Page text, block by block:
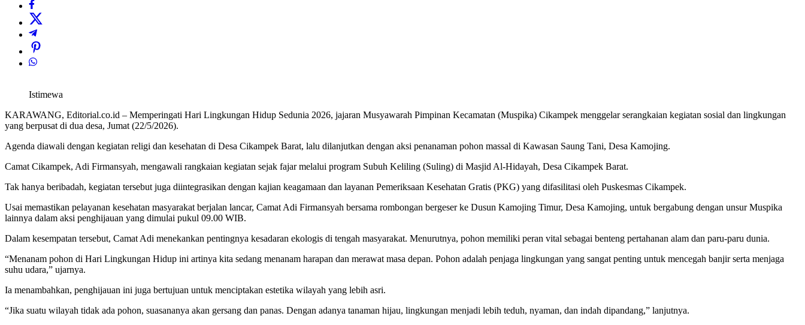
Istimewa
KARAWANG, Editorial.co.id – Memperingati Hari Lingkungan Hidup Sedunia 2026, jajaran Musyawarah Pimpinan Kecamatan (Muspika) Cikampek menggelar serangkaian kegiatan sosial dan lingkungan
yang berpusat di dua desa, Jumat (22/5/2026).
Agenda diawali dengan kegiatan religi dan kesehatan di Desa Cikampek Barat, lalu dilanjutkan dengan aksi penanaman pohon massal di Kawasan Saung Tani, Desa Kamojing.
Camat Cikampek, Adi Firmansyah, mengawali rangkaian kegiatan sejak fajar melalui program Subuh Keliling (Suling) di Masjid Al-Hidayah, Desa Cikampek Barat.
Tak hanya beribadah, kegiatan tersebut juga diintegrasikan dengan kajian keagamaan dan layanan Pemeriksaan Kesehatan Gratis (PKG) yang difasilitasi oleh Puskesmas Cikampek.
Usai memastikan pelayanan kesehatan masyarakat berjalan lancar, Camat Adi Firmansyah bersama rombongan bergeser ke Dusun Kamojing Timur, Desa Kamojing, untuk bergabung dengan unsur Muspika
lainnya dalam aksi penghijauan yang dimulai pukul 09.00 WIB.
Dalam kesempatan tersebut, Camat Adi menekankan pentingnya kesadaran ekologis di tengah masyarakat. Menurutnya, pohon memiliki peran vital sebagai benteng pertahanan alam dan paru-paru dunia.
“Menanam pohon di Hari Lingkungan Hidup ini artinya kita sedang menanam harapan dan merawat masa depan. Pohon adalah penjaga lingkungan yang sangat penting untuk mencegah banjir serta menjaga
suhu udara,” ujarnya.
Ia menambahkan, penghijauan ini juga bertujuan untuk menciptakan estetika wilayah yang lebih asri.
“Jika suatu wilayah tidak ada pohon, suasananya akan gersang dan panas. Dengan adanya tanaman hijau, lingkungan menjadi lebih teduh, nyaman, dan indah dipandang,” lanjutnya.